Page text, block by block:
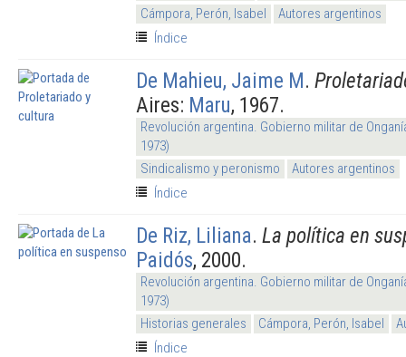
Cámpora, Perón, Isabel
Autores argentinos
Índice
De Mahieu, Jaime M.
Aires: Maru, 1967.
Revolución argentina. Gobierno militar de
1973)
Sindicalismo y peronismo
Autores argentinos
Índice
De Riz, Liliana. La política en
Paidós, 2000.
Revolución argentina. Gobierno militar de
1973)
Historias generales
Cámpora, Perón, Isabel
Índice